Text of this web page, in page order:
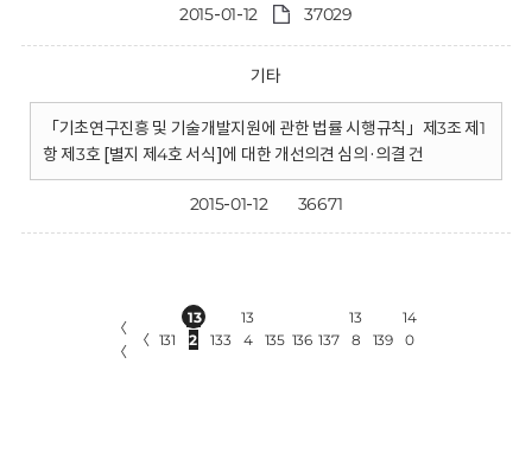
2015-01-12 37029
기타
「기초연구진흥 및 기술개발지원에 관한 법률 시행규칙」제3조 제1
항 제3호 [별지 제4호 서식]에 대한 개선의견 심의·의결 건
2015-01-12 36671
〈
〈
〈 131
13
2
133
13
4
135 136 137
13
8
139
14
0